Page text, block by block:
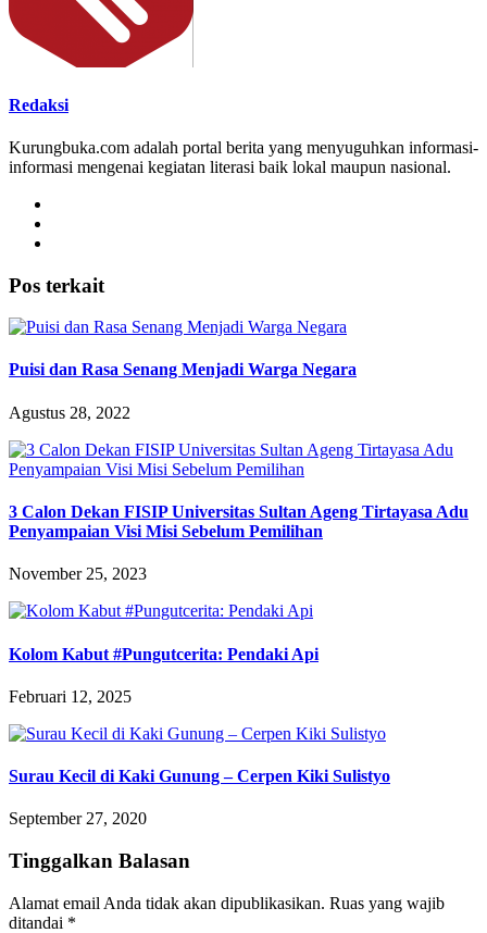
Redaksi
Kurungbuka.com adalah portal berita yang menyuguhkan informasi-
informasi mengenai kegiatan literasi baik lokal maupun nasional.
Pos terkait
Puisi dan Rasa Senang Menjadi Warga Negara
Agustus 28, 2022
3 Calon Dekan FISIP Universitas Sultan Ageng Tirtayasa Adu
Penyampaian Visi Misi Sebelum Pemilihan
November 25, 2023
Kolom Kabut #Pungutcerita: Pendaki Api
Februari 12, 2025
Surau Kecil di Kaki Gunung – Cerpen Kiki Sulistyo
September 27, 2020
Tinggalkan Balasan
Alamat email Anda tidak akan dipublikasikan. Ruas yang wajib
ditandai *